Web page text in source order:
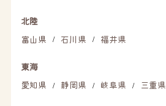
北陸
富山県
/ 石川県 / 福井県
東海
愛知県
/ 静岡県 / 岐阜県 / 三重県